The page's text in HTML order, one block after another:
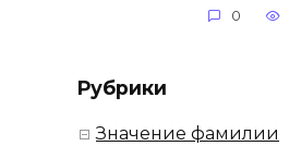
0
Рубрики
Значение фамилии